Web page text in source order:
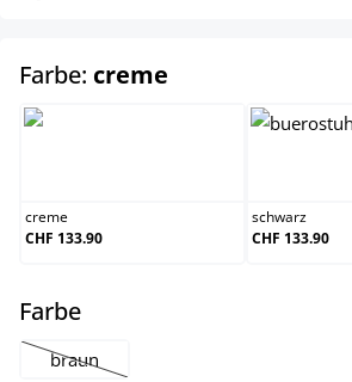
Farbe: creme
creme
CHF 133.90
schwarz
CHF 133.90
Farbeauswählen
braun
(Diese Option ist zurzeit nicht verfügbar.)